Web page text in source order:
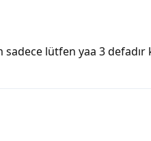
lütfen yaa 3 defadır